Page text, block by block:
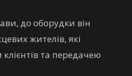
до оборудки він
жителів, які
та передачею